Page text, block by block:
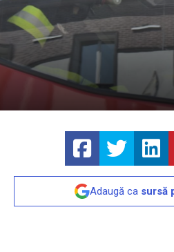
Adaugă ca sursă